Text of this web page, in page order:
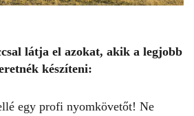
látja el azokat, akik a legjobb
készíteni:
egy profi nyomkövetőt! Ne